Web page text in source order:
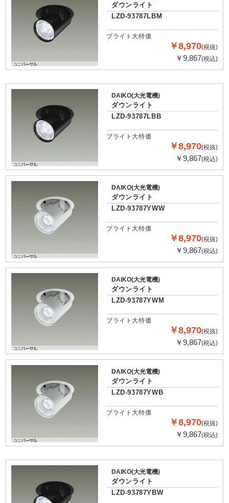
ダウンライト
LZD-93787LBM
ブライト大特価
￥8,970(税抜)
￥9,867(税込)
DAIKO(大光電機)
ダウンライト
LZD-93787LBB
ブライト大特価
￥8,970(税抜)
￥9,867(税込)
DAIKO(大光電機)
ダウンライト
LZD-93787YWW
ブライト大特価
￥8,970(税抜)
￥9,867(税込)
DAIKO(大光電機)
ダウンライト
LZD-93787YWM
ブライト大特価
￥8,970(税抜)
￥9,867(税込)
DAIKO(大光電機)
ダウンライト
LZD-93787YWB
ブライト大特価
￥8,970(税抜)
￥9,867(税込)
DAIKO(大光電機)
ダウンライト
LZD-93787YBW